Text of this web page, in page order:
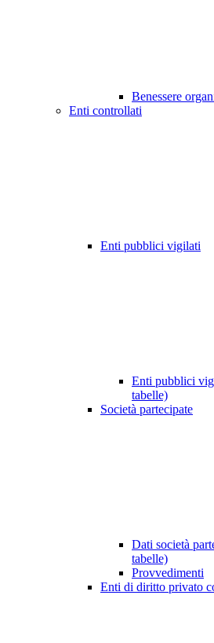
Benessere
Enti controllati
Enti pubblici vigilati
Enti pubblici
tabelle)
Società partecipate
Dati società
tabelle)
Provvedimenti
Enti di diritto privato